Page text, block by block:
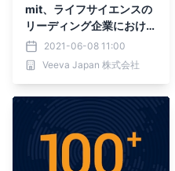
mit、ライフサイエンスの
リーディング企業における
デジタルイノベーションを
テーマに開催
2021-06-08 11:00
Veeva Japan 株式会社